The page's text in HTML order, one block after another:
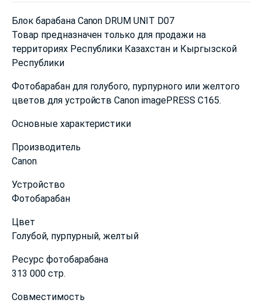
Блок барабана Canon DRUM UNIT D07
Товар предназначен только для продажи на
территориях Республики Казахстан и Кыргызской
Республики
Фотобарабан для голубого, пурпурного или желтого
цветов для устройств Canon imagePRESS C165.
Основные характеристики
Производитель
Canon
Устройство
Фотобарабан
Цвет
Голубой, пурпурный, желтый
Ресурс фотобарабана
313 000 стр.
Совместимость